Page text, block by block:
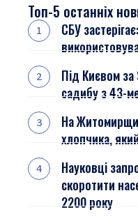
Топ-5 останніх
СБУ
Під Києвом
садибу з 43-
На
хлопчика,
Науковці
скоротити
2200 року